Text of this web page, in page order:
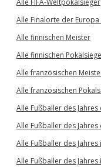
Alle FIFA-Weltpokalsieger
Alle Finalorte der Europa
Alle finnischen Meister
Alle finnischen
Alle französischen
Alle französischen
Alle Fußballer des Jahres
Alle Fußballer des
Alle Fußballer des Jahres
Alle Fußballer des Jahres